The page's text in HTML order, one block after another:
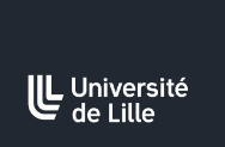
Pour en savoir plus sur